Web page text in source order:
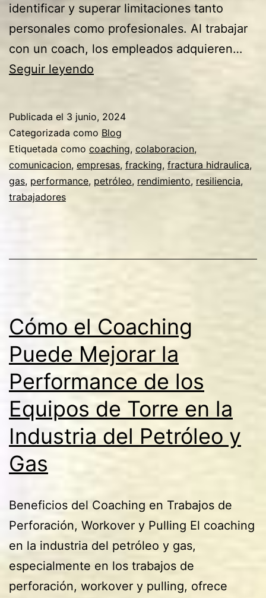
identificar y superar limitaciones tanto
personales como profesionales. Al trabajar
con un coach, los empleados adquieren…
Seguir leyendo
Puede
Mejorar
la
Performance
Fractura
Hidráulica
Publicada el 3 junio, 2024
Categorizada como Blog
Etiquetada como coaching, colaboracion,
comunicacion, empresas, fracking, fractura hidraulica,
gas, performance, petróleo, rendimiento, resiliencia,
trabajadores
Cómo el Coaching
Puede Mejorar la
Performance de los
Equipos de Torre en la
Industria del Petróleo y
Gas
Beneficios del Coaching en Trabajos de
Perforación, Workover y Pulling El coaching
en la industria del petróleo y gas,
especialmente en los trabajos de
perforación, workover y pulling, ofrece